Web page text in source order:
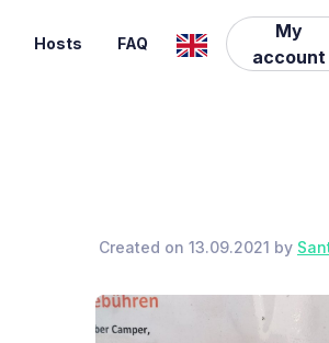
Hosts FAQ
My
account
Created on 13.09.2021 by